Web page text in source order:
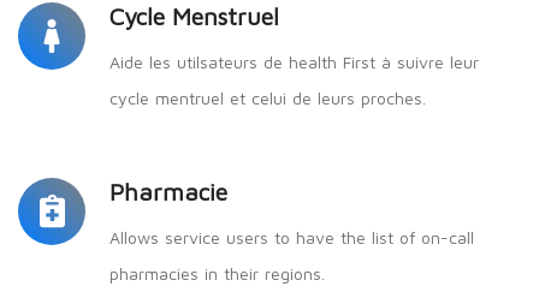
Cycle Menstruel
Aide les utilsateurs de health First à suivre leur
cycle mentruel et celui de leurs proches.
Pharmacie
Allows service users to have the list of on-call
pharmacies in their regions.